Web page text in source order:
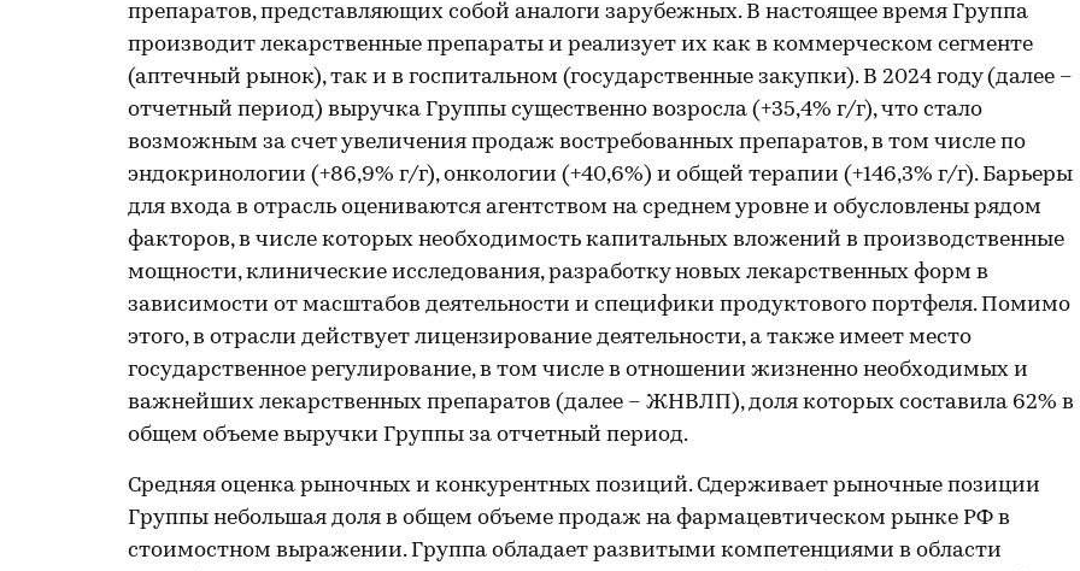
препаратов, представляющих собой аналоги зарубежных. В настоящее время Группа
производит лекарственные препараты и реализует их как в коммерческом сегменте
(аптечный рынок), так и в госпитальном (государственные закупки). В 2024 году (далее –
отчетный период) выручка Группы существенно возросла (+35,4% г/г), что стало
возможным за счет увеличения продаж востребованных препаратов, в том числе по
эндокринологии (+86,9% г/г), онкологии (+40,6%) и общей терапии (+146,3% г/г). Барьеры
для входа в отрасль оцениваются агентством на среднем уровне и обусловлены рядом
факторов, в числе которых необходимость капитальных вложений в производственные
мощности, клинические исследования, разработку новых лекарственных форм в
зависимости от масштабов деятельности и специфики продуктового портфеля. Помимо
этого, в отрасли действует лицензирование деятельности, а также имеет место
государственное регулирование, в том числе в отношении жизненно необходимых и
важнейших лекарственных препаратов (далее – ЖНВЛП), доля которых составила 62% в
общем объеме выручки Группы за отчетный период.
Средняя оценка рыночных и конкурентных позиций. Сдерживает рыночные позиции
Группы небольшая доля в общем объеме продаж на фармацевтическом рынке РФ в
стоимостном выражении. Группа обладает развитыми компетенциями в области